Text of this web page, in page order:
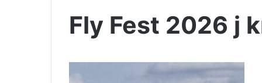
Fly Fest 2026 j